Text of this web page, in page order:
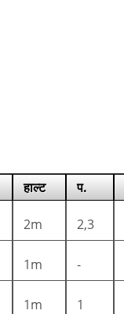
हाल्ट प.
2m 2,3
1m -
1m 1